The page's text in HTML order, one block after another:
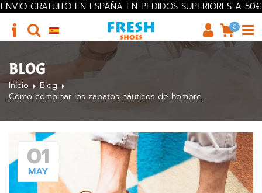
ENVIO GRATUITO EN ESPAÑA EN PEDIDOS SUPERIORES A 50€
0
BLOG
Inicio
Blog
Cómo combinar los zapatos náuticos de hombre
01
MAY